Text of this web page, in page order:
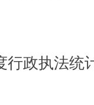
政执法统